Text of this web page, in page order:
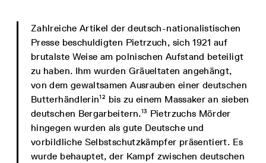
Zahlreiche Artikel der deutsch-nationalistischen
Presse beschuldigten Pietrzuch, sich 1921 auf
brutalste Weise am polnischen Aufstand beteiligt
zu haben. Ihm wurden Gräueltaten angehängt,
von dem gewaltsamen Ausrauben einer deutschen
Butterhändlerin12 bis zu einem Massaker an sieben
deutschen Bergarbeitern.13 Pietrzuchs Mörder
hingegen wurden als gute Deutsche und
vorbildliche Selbstschutzkämpfer präsentiert. Es
wurde behauptet, der Kampf zwischen deutschen